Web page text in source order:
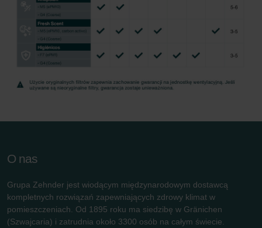
O nas
Grupa Zehnder jest wiodącym międzynarodowym dostawcą
kompletnych rozwiązań zapewniających zdrowy klimat w
pomieszczeniach. Od 1895 roku ma siedzibę w Gränichen
(Szwajcaria) i zatrudnia około 3300 osób na całym świecie.